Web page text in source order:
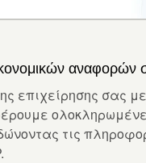
αναφορών
επιχείρησης
τις